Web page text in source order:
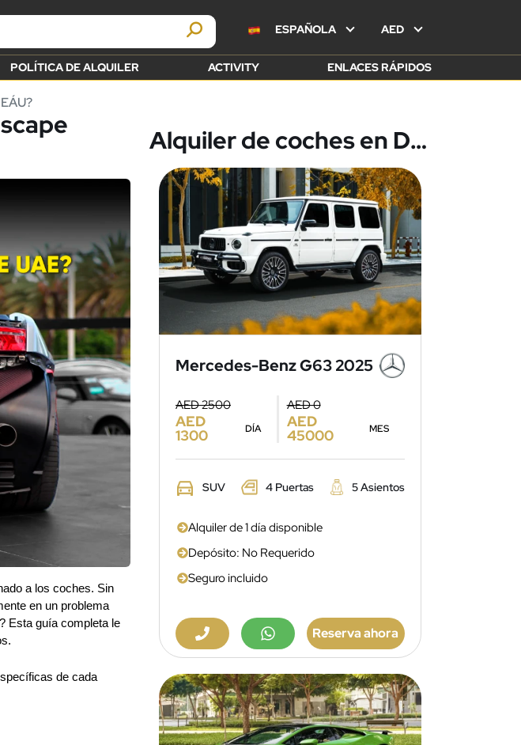
ESPAÑOLA AED
POLÍTICA DE ALQUILER ACTIVITY ENLACES RÁPIDOS
a los coches. Sin
en un problema
Esta guía completa le
de cada
Alquiler de coches en Dubái
Mercedes-Benz G63 2025
AED 2500
AED
1300 DÍA
AED 0
AED
45000 MES
SUV 4 Puertas 5 Asientos
Alquiler de 1 día disponible
Depósito: No Requerido
Seguro incluido
Reserva ahora